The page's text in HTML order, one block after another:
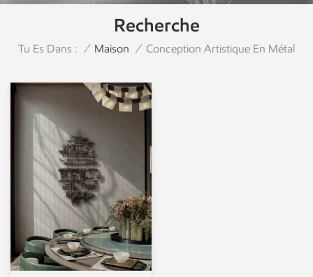
Recherche
Tu Es Dans : / Maison / Conception Artistique En Métal